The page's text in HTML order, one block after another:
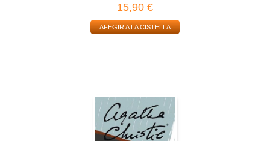
15,90 €
AFEGIR A LA CISTELLA